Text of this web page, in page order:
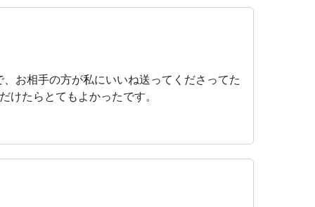
お相手の方が私にいいね送ってくださってた
たらとてもよかったです。